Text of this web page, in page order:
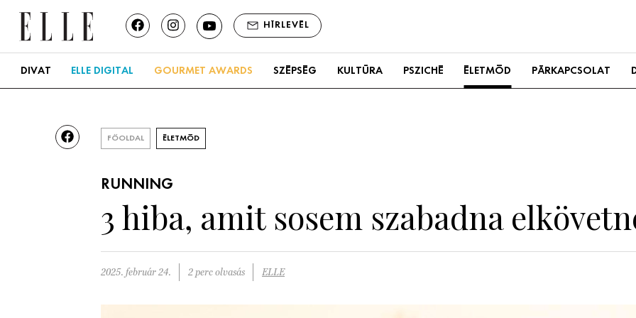
HÍRLEVÉL
DIVAT ELLE DIGITAL GOURMET AWARDS SZÉPSÉG KULTÚRA PSZICHÉ ÉLETMÓD PÁRKAPCSOLAT
FŐOLDAL ÉLETMÓD
RUNNING
3 hiba, amit sosem szabadna
2025. február 24. 2 perc olvasás ELLE